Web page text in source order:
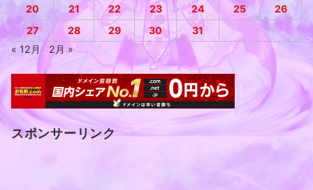
20
21 22 23 24 25
26
27
28 29 30
31
« 12月
2月 »
スポンサーリンク